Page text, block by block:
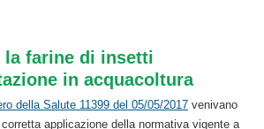
la farine di insetti
in acquacoltura
della Salute 11399 del 05/05/2017 venivano
applicazione della normativa vigente a